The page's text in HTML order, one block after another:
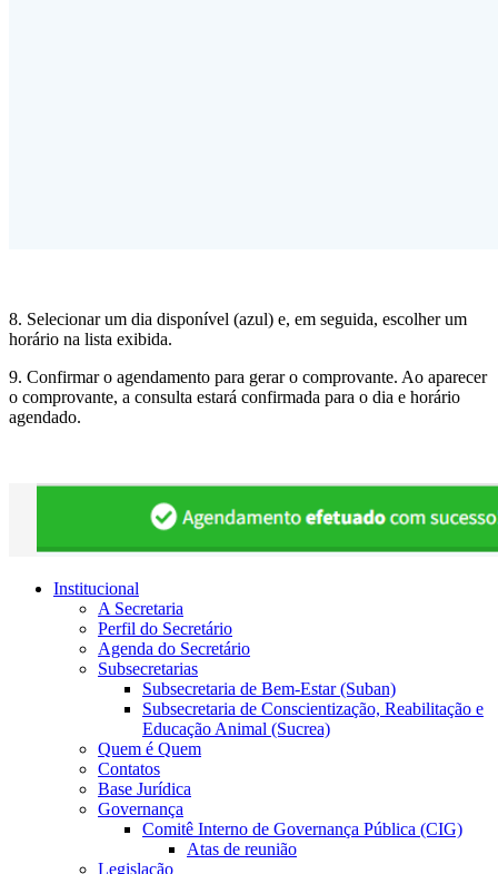
8. Selecionar um dia disponível (azul) e, em seguida, escolher um
horário na lista exibida.
9. Confirmar o agendamento para gerar o comprovante. Ao aparecer
o comprovante, a consulta estará confirmada para o dia e horário
agendado.
Institucional
A Secretaria
Perfil do Secretário
Agenda do Secretário
Subsecretarias
Subsecretaria de Bem-Estar (Suban)
Subsecretaria de Conscientização, Reabilitação e
Educação Animal (Sucrea)
Quem é Quem
Contatos
Base Jurídica
Governança
Comitê Interno de Governança Pública (CIG)
Atas de reunião
Legislação